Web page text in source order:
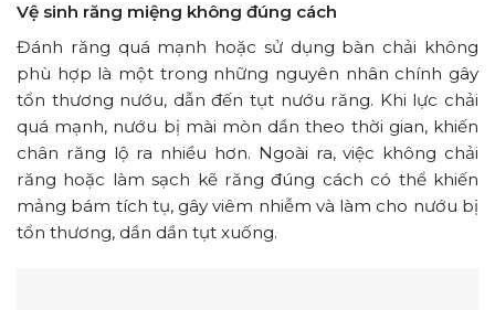
Vệ sinh răng miệng không đúng cách
Đánh răng quá mạnh hoặc sử dụng bàn chải không
phù hợp là một trong những nguyên nhân chính gây
tổn thương nướu, dẫn đến tụt nướu răng. Khi lực chải
quá mạnh, nướu bị mài mòn dần theo thời gian, khiến
chân răng lộ ra nhiều hơn. Ngoài ra, việc không chải
răng hoặc làm sạch kẽ răng đúng cách có thể khiến
mảng bám tích tụ, gây viêm nhiễm và làm cho nướu bị
tổn thương, dần dần tụt xuống.